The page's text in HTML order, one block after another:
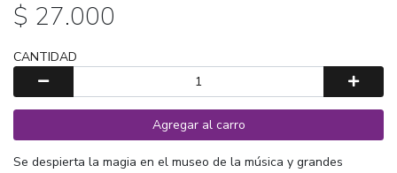
$ 27.000
CANTIDAD
Agregar al carro
Se despierta la magia en el museo de la música y grandes